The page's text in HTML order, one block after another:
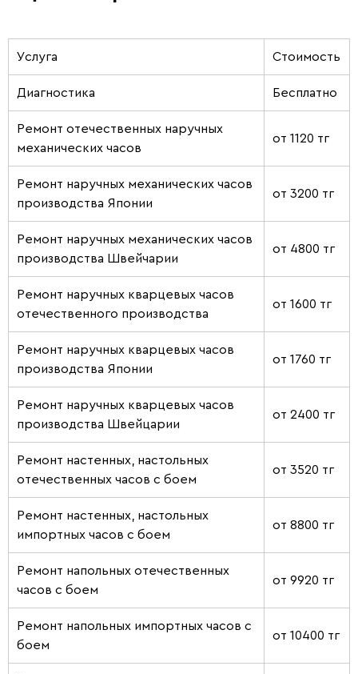
Услуга Стоимость
Диагностика Бесплатно
Ремонт отечественных наручных
механических часов
от 1120 тг
Ремонт наручных механических часов
производства Японии
от 3200 тг
Ремонт наручных механических часов
производства Швейчарии
от 4800 тг
Ремонт наручных кварцевых часов
отечественного производства
от 1600 тг
Ремонт наручных кварцевых часов
производства Японии
от 1760 тг
Ремонт наручных кварцевых часов
производства Швейцарии
от 2400 тг
Ремонт настенных, настольных
отечественных часов с боем
от 3520 тг
Ремонт настенных, настольных
импортных часов с боем
от 8800 тг
Ремонт напольных отечественных
часов с боем
от 9920 тг
Ремонт напольных импортных часов с
боем
от 10400 тг